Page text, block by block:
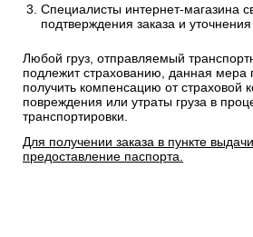
Специалисты интернет-магазина
подтверждения заказа и
Любой груз, отправляемый
подлежит страхованию, данная мера
получить компенсацию от страховой
повреждения или утраты груза в
транспортировки.
Для получении заказа в пункте
предоставление паспорта.